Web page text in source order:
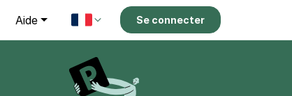
Aide Se connecter